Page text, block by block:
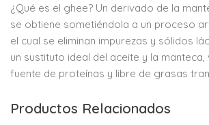
¿Qué es el ghee? Un derivado de la
se obtiene sometiéndola a un proceso
el cual se eliminan impurezas y sólidos
un sustituto ideal del aceite y la manteca,
fuente de proteínas y libre de grasas
Productos Relacionados